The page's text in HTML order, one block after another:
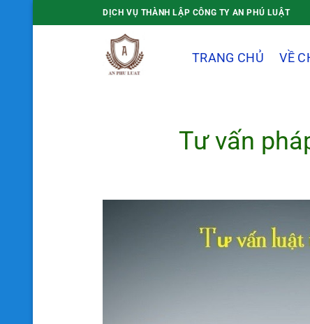
qua
DỊCH VỤ THÀNH LẬP CÔNG TY AN PHÚ LUẬT
TRANG CHỦ VỀ
Tư vấn